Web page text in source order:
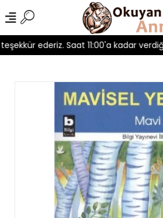
ederiz. Saat 11:00'a kadar